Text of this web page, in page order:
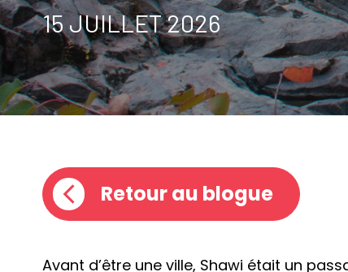
15 JUILLET 2026
Retour au blogue
Avant d’être une ville, Shawi était un